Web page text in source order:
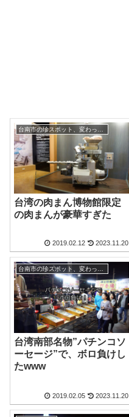
台湾の肉まん博物館限定
の肉まんが豪華すぎた
2019.02.12 2023.11.20
台湾南部名物”パチンコソ
ーセージ”で、ボロ負けし
たwww
2019.02.05 2023.11.20